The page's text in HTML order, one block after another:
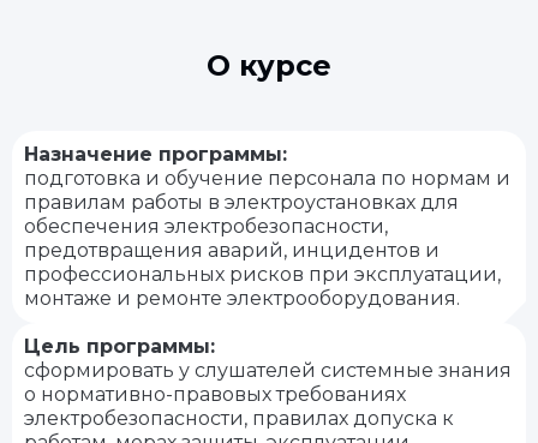
О курсе
Назначение программы:
подготовка и обучение персонала по нормам и
правилам работы в электроустановках для
обеспечения электробезопасности,
предотвращения аварий, инцидентов и
профессиональных рисков при эксплуатации,
монтаже и ремонте электрооборудования.
Цель программы:
сформировать у слушателей системные знания
о нормативно-правовых требованиях
электробезопасности, правилах допуска к